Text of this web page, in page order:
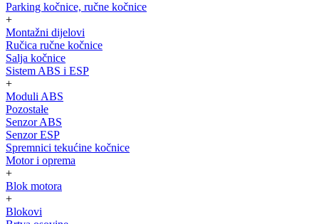
Parking kočnice, ručne kočnice
+
Montažni dijelovi
Ručica ručne kočnice
Salja kočnice
Sistem ABS i ESP
+
Moduli ABS
Pozostałe
Senzor ABS
Senzor ESP
Spremnici tekućine kočnice
Motor i oprema
+
Blok motora
+
Blokovi